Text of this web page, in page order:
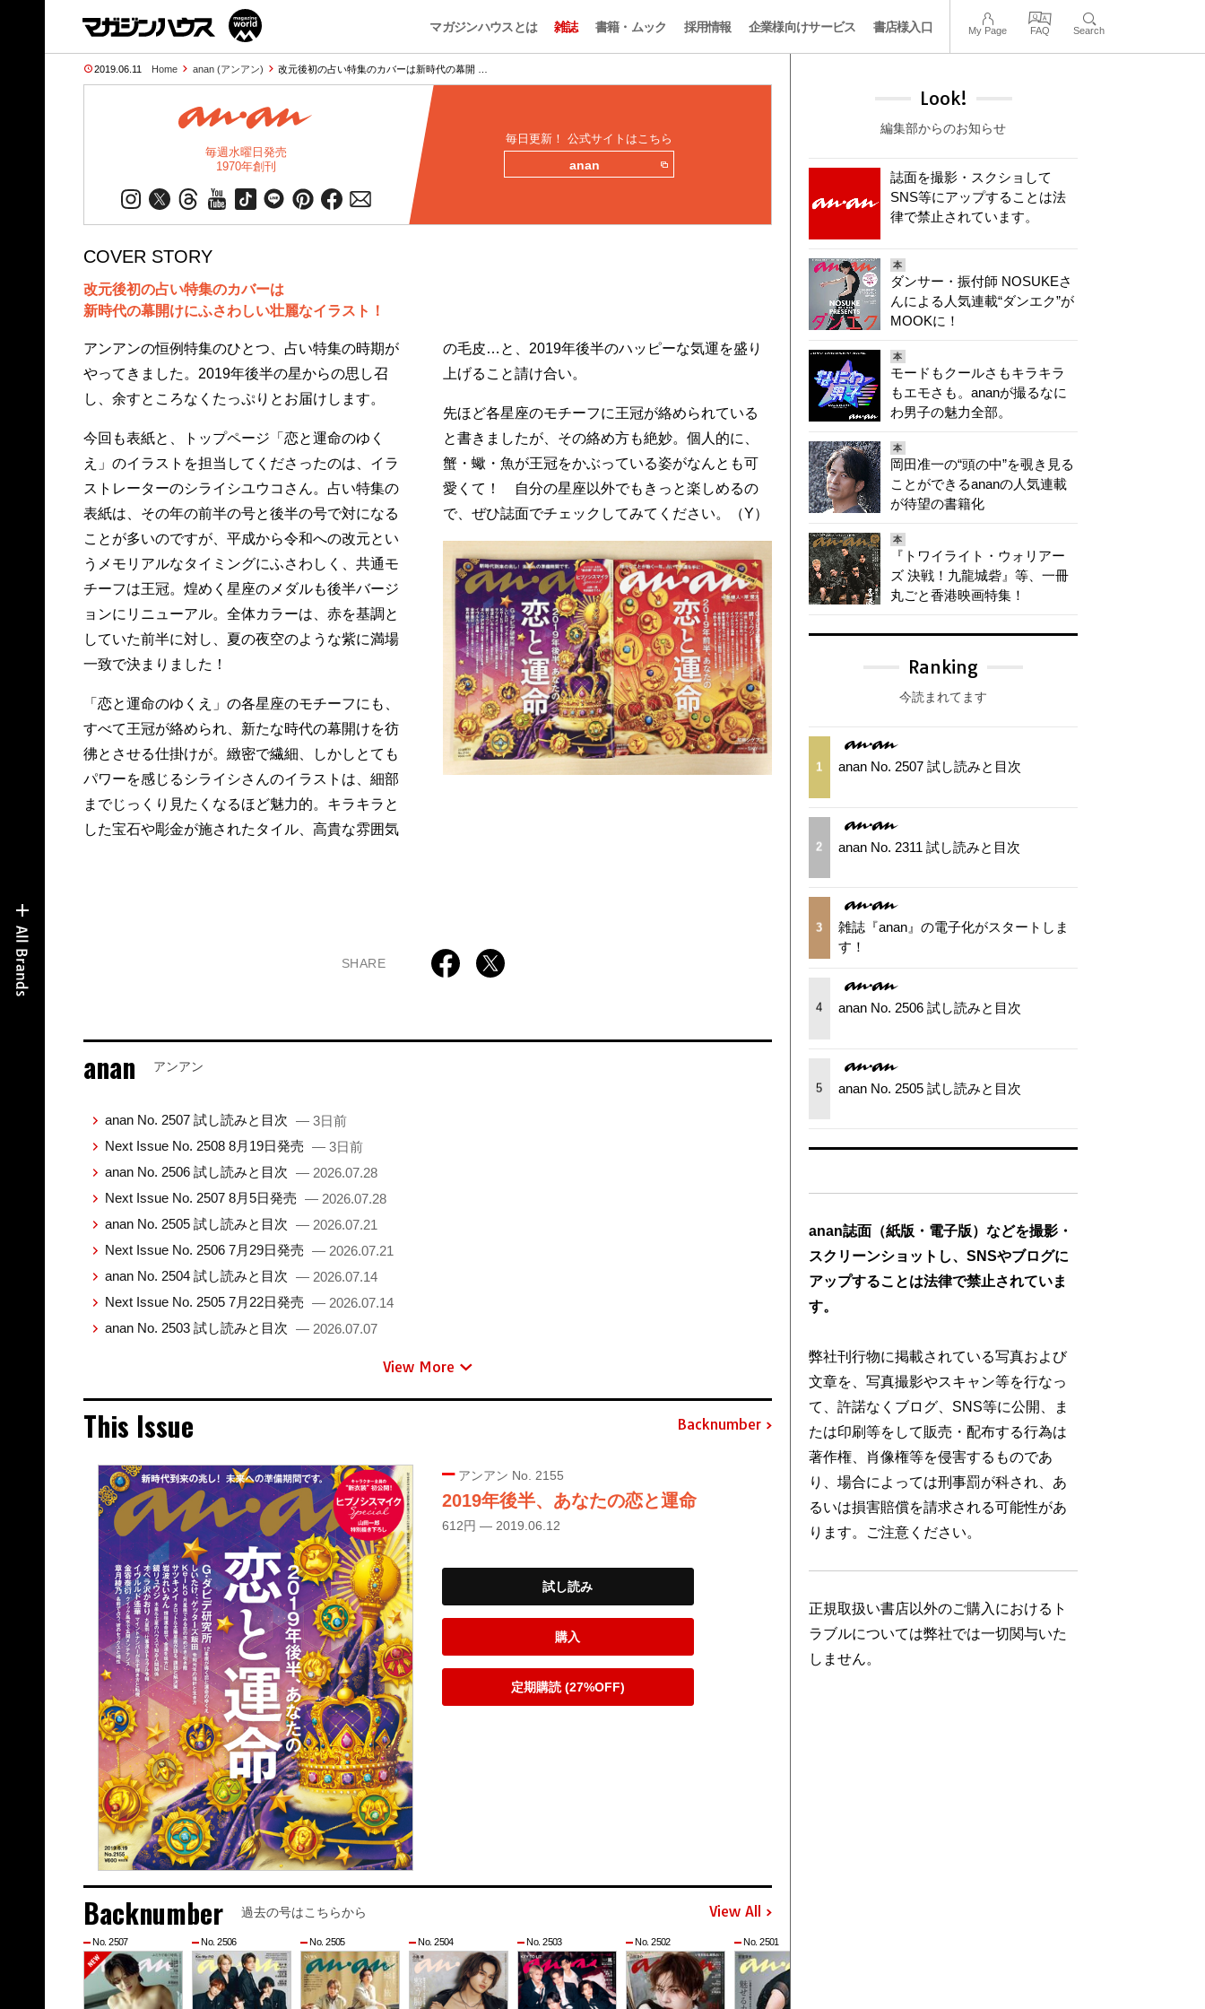
マガジンハウスとは 雑誌 書籍・ムック 採用情報 企業様向けサービス 書店様入口 My Page FAQ Search
2019.06.11 Home anan (アンアン) 改元後初の占い特集のカバーは新時代の幕開 …
毎週水曜日発売
1970年創刊
毎日更新！ 公式サイトはこちら
anan
COVER STORY
改元後初の占い特集のカバーは
新時代の幕開けにふさわしい壮麗なイラスト！
アンアンの恒例特集のひとつ、占い特集の時期が
やってきました。2019年後半の星からの思し召
し、余すところなくたっぷりとお届けします。
今回も表紙と、トップページ「恋と運命のゆく
え」のイラストを担当してくださったのは、イラ
ストレーターのシライシユウコさん。占い特集の
表紙は、その年の前半の号と後半の号で対になる
ことが多いのですが、平成から令和への改元とい
うメモリアルなタイミングにふさわしく、共通モ
チーフは王冠。煌めく星座のメダルも後半バージ
ョンにリニューアル。全体カラーは、赤を基調と
していた前半に対し、夏の夜空のような紫に満場
一致で決まりました！
「恋と運命のゆくえ」の各星座のモチーフにも、
すべて王冠が絡められ、新たな時代の幕開けを彷
彿とさせる仕掛けが。緻密で繊細、しかしとても
パワーを感じるシライシさんのイラストは、細部
までじっくり見たくなるほど魅力的。キラキラと
した宝石や彫金が施されたタイル、高貴な雰囲気
の毛皮…と、2019年後半のハッピーな気運を盛り
上げること請け合い。
先ほど各星座のモチーフに王冠が絡められている
と書きましたが、その絡め方も絶妙。個人的に、
蟹・蠍・魚が王冠をかぶっている姿がなんとも可
愛くて！ 自分の星座以外でもきっと楽しめるの
で、ぜひ誌面でチェックしてみてください。（Y）
SHARE
anan アンアン
anan No. 2507 試し読みと目次 — 3日前
Next Issue No. 2508 8月19日発売 — 3日前
anan No. 2506 試し読みと目次 — 2026.07.28
Next Issue No. 2507 8月5日発売 — 2026.07.28
anan No. 2505 試し読みと目次 — 2026.07.21
Next Issue No. 2506 7月29日発売 — 2026.07.21
anan No. 2504 試し読みと目次 — 2026.07.14
Next Issue No. 2505 7月22日発売 — 2026.07.14
anan No. 2503 試し読みと目次 — 2026.07.07
View More
This Issue Backnumber
アンアン No. 2155
2019年後半、あなたの恋と運命
612円 — 2019.06.12
試し読み
購入
定期購読 (27%OFF)
Backnumber 過去の号はこちらから View All
No. 2507 No. 2506 No. 2505 No. 2504 No. 2503 No. 2502 No. 2501
Look!
編集部からのお知らせ
誌面を撮影・スクショして
SNS等にアップすることは法
律で禁止されています。
本
ダンサー・振付師 NOSUKEさ
んによる人気連載“ダンエク”が
MOOKに！
本
モードもクールさもキラキラ
もエモさも。ananが撮るなに
わ男子の魅力全部。
本
岡田准一の“頭の中”を覗き見る
ことができるananの人気連載
が待望の書籍化
本
『トワイライト・ウォリアー
ズ 決戦！九龍城砦』等、一冊
丸ごと香港映画特集！
Ranking
今読まれてます
1 anan No. 2507 試し読みと目次
2 anan No. 2311 試し読みと目次
3
雑誌『anan』の電子化がスタートしま
す！
4 anan No. 2506 試し読みと目次
5 anan No. 2505 試し読みと目次
anan誌面（紙版・電子版）などを撮影・
スクリーンショットし、SNSやブログに
アップすることは法律で禁止されていま
す。
弊社刊行物に掲載されている写真および
文章を、写真撮影やスキャン等を行なっ
て、許諾なくブログ、SNS等に公開、ま
たは印刷等をして販売・配布する行為は
著作権、肖像権等を侵害するものであ
り、場合によっては刑事罰が科され、あ
るいは損害賠償を請求される可能性があ
ります。ご注意ください。
正規取扱い書店以外のご購入におけるト
ラブルについては弊社では一切関与いた
しません。